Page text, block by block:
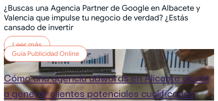
¿Buscas una Agencia Partner de Google en Albacete y
Valencia que impulse tu negocio de verdad? ¿Estás
cansado de invertir
Leer más
Guía Publicidad Online
Cómo una agencia adwords en Alicante ayuda
a generar clientes potenciales cualificados